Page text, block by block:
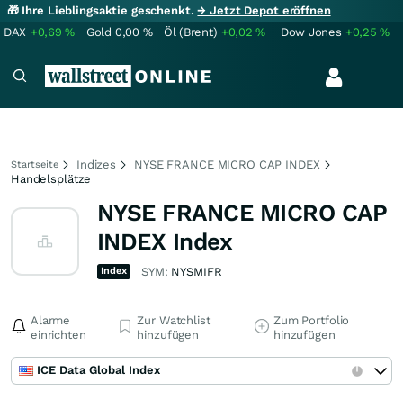
🎁 Ihre Lieblingsaktie geschenkt.→ Jetzt Depot eröffnen
DAX +0,69% Gold 0,00 % Öl (Brent) +0,02% Dow Jones +0,25%
Startseite Indizes
NYSE FRANCE MICRO CAP INDEX
Handelsplätze
NYSE FRANCE MICRO CAP
INDEX Index
Index SYM: NYSMIFR
Alarme
einrichten
Zur Watchlist
hinzufügen
Zum Portfolio
hinzufügen
ICE Data Global Index